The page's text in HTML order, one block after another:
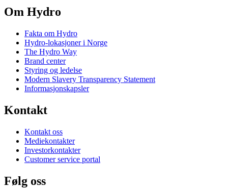
Om Hydro
Fakta om Hydro
Hydro-lokasjoner i Norge
The Hydro Way
Brand center
Styring og ledelse
Modern Slavery Transparency Statement
Informasjonskapsler
Kontakt
Kontakt oss
Mediekontakter
Investorkontakter
Customer service portal
Følg oss